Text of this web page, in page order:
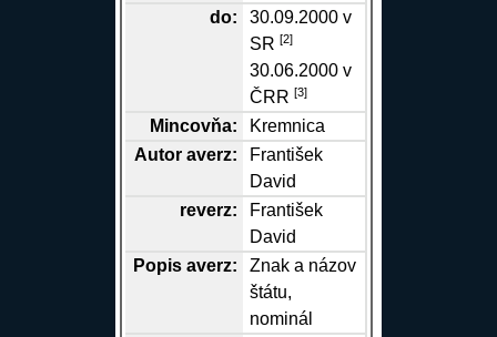
do:
30.09.2000 v
SR[2]
30.06.2000 v
ČRR[3]
Mincovňa:
Kremnica
Autor averz:
František
David
reverz:
František
David
Popis averz:
Znak a názov
štátu,
nominál